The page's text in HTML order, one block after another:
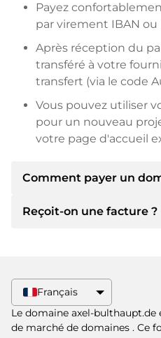
Payez
par virement IBAN ou
Après réception du
transféré à votre
transfert (via le code
Vous pouvez utiliser
pour un nouveau
votre page d'accueil
Comment payer un
Après un accord, le
proposera Paypal ou
paiement.
Veuillez toujours
Reçoit-on une facture ?
élevé, vous recevrez
vente supplémentaire si
Français
Le domaine axel-
de marché de domaines . Ce